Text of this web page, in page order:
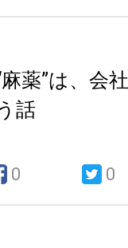
薬”は、会
話
0 0